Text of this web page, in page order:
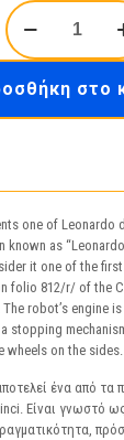
DAVINCI-
SELF
PROPELLING
ποσότητα
στο
one of Leonardo
known as
it one of the
folio 812/r/ of the
robot’s engine
stopping
wheels on the sides.
ένα από τα
Είναι γνωστό